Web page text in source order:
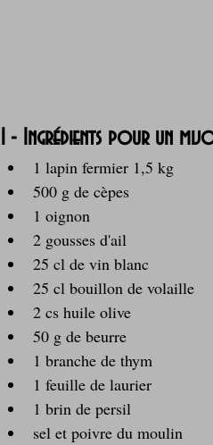
1 - Ingrédients pour un
1 lapin fermier 1,5 kg
500 g de cèpes
1 oignon
2 gousses d'ail
25 cl de vin blanc
25 cl bouillon de volaille
2 cs huile olive
50 g de beurre
1 branche de thym
1 feuille de laurier
1 brin de persil
sel et poivre du moulin